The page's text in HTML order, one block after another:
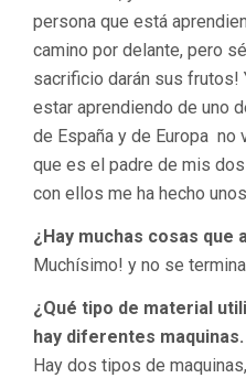
persona que está
camino por delante, pero
sacrificio darán sus frutos!
estar aprendiendo de uno
de España y de Europa no
que es el padre de mis
con ellos me ha hecho
¿Hay muchas cosas que
Muchísimo! y no se
¿Qué tipo de material
hay diferentes maquinas.
Hay dos tipos de